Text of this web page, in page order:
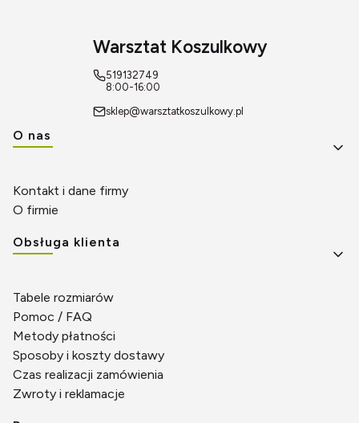
Warsztat Koszulkowy
519132749
8:00-16:00
sklep@warsztatkoszulkowy.pl
Linki w stopce
O nas
Kontakt i dane firmy
O firmie
Obsługa klienta
Tabele rozmiarów
Pomoc / FAQ
Metody płatności
Sposoby i koszty dostawy
Czas realizacji zamówienia
Zwroty i reklamacje